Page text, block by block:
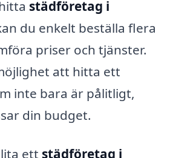
städföretag i
du enkelt beställa flera
priser och tjänster.
att hitta ett
inte bara är pålitligt,
din budget.
ett städföretag i